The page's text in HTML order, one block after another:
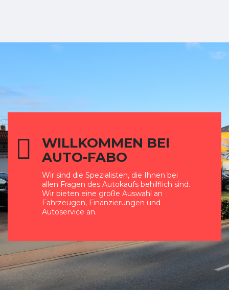
WILLKOMMEN BEI
AUTO-FABO
Wir sind die Spezialisten, die Ihnen bei
allen Fragen des Autokaufs behilflich sind.
Wir bieten eine große Auswahl an
Fahrzeugen, Finanzierungen und
Autoservice an.